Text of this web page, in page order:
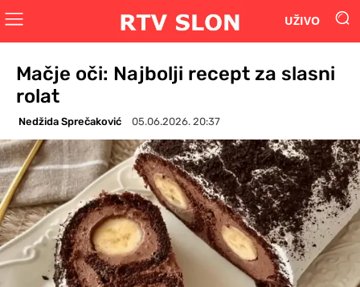
UŽIVO
Mačje oči: Najbolji recept za slasni
rolat
Nedžida Sprečaković 05.06.2026. 20:37